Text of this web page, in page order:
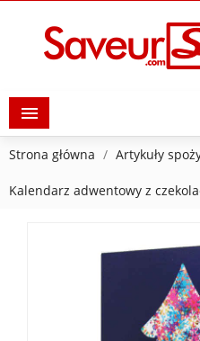

Strona główna Artykuły
Kalendarz adwentowy z